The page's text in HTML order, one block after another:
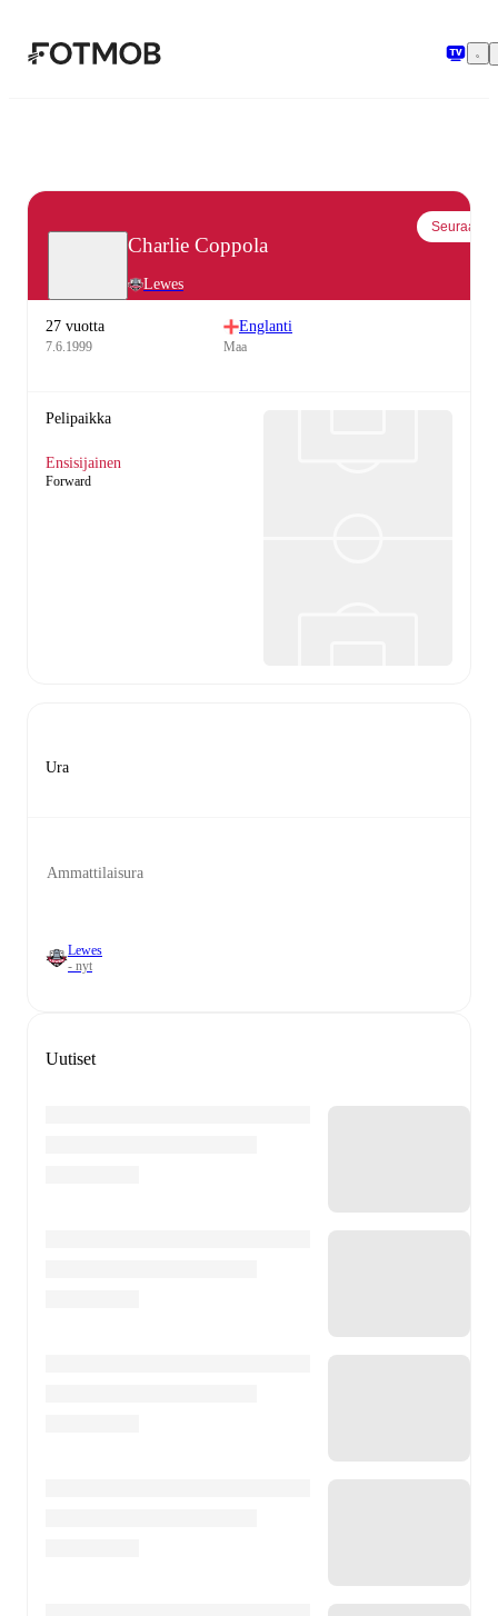
Charlie Coppola
Lewes
Seuraa
27 vuotta
7.6.1999
Englanti
Maa
Pelipaikka
Ensisijainen
Forward
Ura
Ammattilaisura
Lewes
- nyt
Uutiset